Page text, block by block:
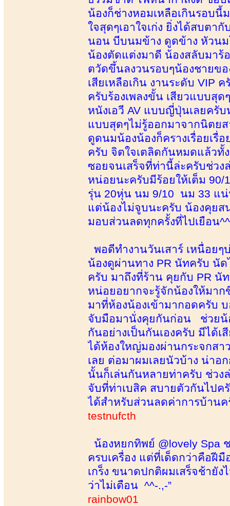
น้องก็ช่างหอมเหลือเกินรอบ
ใจสุดๆเอาใจเก่ง ยิ่งได้สบตา
นอน บีบนมข้าง ดูดข้าง หัวนม
น้องตัดแต่งมาดี น้องสลับมาร้
ตวัดขึ้นลงวนรอบๆน้องชายขอ
เสียเหลือเกิน งานระดับ VIP
ครับร้องเพลงขั้น เสียวแบบสุด
หนังเอวี AV แบบญี่ปุ่นเลยครั
แบบสุดๆไม่รู้ออกมาจากนิตย
ดูดนมน้องน้องก็ครางเรื่อยเรื่
ครับ จิตใจเตลิดกันหมดแล้วทั้
ซอยจนเสร็จที่ท่านี้ล่ะครับช่วง
หน่อยนะครับมีร้อยให้เต็ม
รุ่น 20หุ่น นม 9/10 นม 33 แน่
แต่น้องไม่จูบนะครับ น้องคุย
มอบส่วนลดทุกครั้งที่ไปเยือน
พอดีทำงานวันเสาร์ เหนื่อย
น้องดูผ่านทาง PR นัทครับ นั
ครับ มาถึงที่ร้าน คุยกับ PR
หน่อยอยากจะรู้จักน้องให้มา
มาที่ห้องน้องเข้ามากอดครับ
จับมือมานั่งคุยกันก่อน ช่วยน้
กันอย่างเป็นกันเองครับ มีได้
ได้ห้องใหญ่มองผ่านกระจกส
เลย ต่อมาผมเลยนัวบ้าง น่าอ
นั้นก็เล่นกันหลายท่าครับ ช่วง
จับที่ท่าเบสิค สบายตัวกันไป
ได้สำหรับส่วนลดค่าการบ้านค
testnufcth
น้องหยกทิพย์ @lovely Spa
ครบเครื่อง แต่ที่เด็ดกว่าคือฝีมื
เกร็ง ขนาดปกติผมเสร็จช้ายัง
ว่าไม่เตือน ^^-.,-”
rainbow01